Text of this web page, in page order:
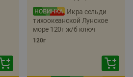
Икра сельди
тихоокеанской Лунское
море 120г ж/б ключ
120г